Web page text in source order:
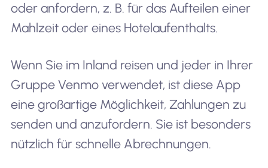
oder anfordern, z. B. für das Aufteilen einer
Mahlzeit oder eines Hotelaufenthalts.
Wenn Sie im Inland reisen und jeder in Ihrer
Gruppe Venmo verwendet, ist diese App
eine großartige Möglichkeit, Zahlungen zu
senden und anzufordern. Sie ist besonders
nützlich für schnelle Abrechnungen.